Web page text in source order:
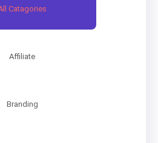
Catagories
Affiliate
Branding